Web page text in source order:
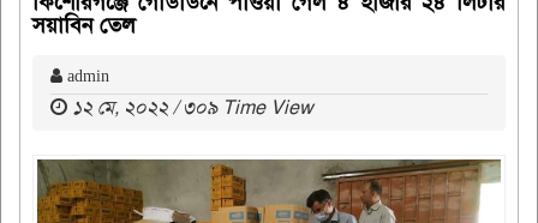
সয়াবিন তেল
admin
১২ মে, ২০২২ / ৩০৯ Time View